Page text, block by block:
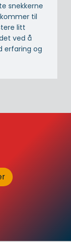
snekkerne
til
litt
ved å
erfaring og